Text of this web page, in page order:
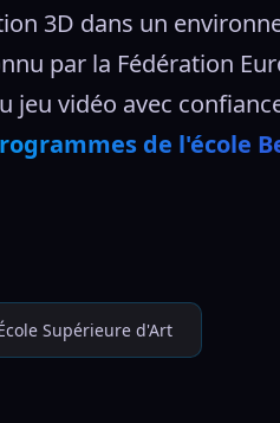
3D dans un
par la Fédération
jeu vidéo avec
de l'école
Supérieure d'Art